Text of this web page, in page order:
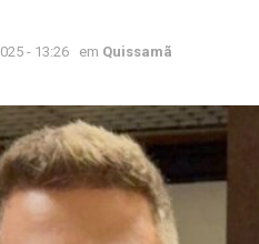
- 13:26 em Quissamã